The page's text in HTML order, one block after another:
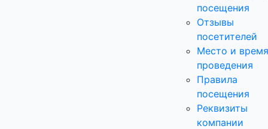
посещения
Отзывы
посетителей
Место и время
проведения
Правила
посещения
Реквизиты
компании